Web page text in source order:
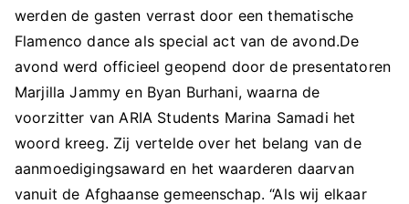
werden de gasten verrast door een thematische
Flamenco dance als special act van de avond.De
avond werd officieel geopend door de presentatoren
Marjilla Jammy en Byan Burhani, waarna de
voorzitter van ARIA Students Marina Samadi het
woord kreeg. Zij vertelde over het belang van de
aanmoedigingsaward en het waarderen daarvan
vanuit de Afghaanse gemeenschap. “Als wij elkaar